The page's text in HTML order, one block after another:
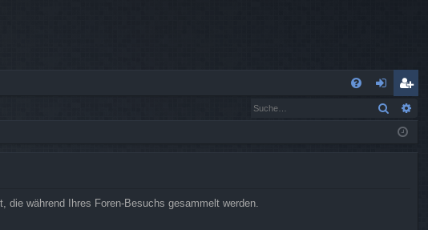
n
eg
ist
Suche
die während Ihres Foren-Besuchs gesammelt werden.